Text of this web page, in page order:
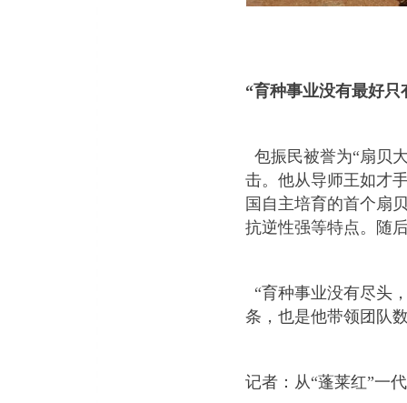
“育种事业没有最好只
包振民被誉为“扇贝
击。他从导师王如才
国自主培育的首个扇
抗逆性强等特点。随
“育种事业没有尽头
条，也是他带领团队
记者：从“蓬莱红”一